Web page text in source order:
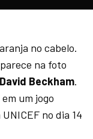
no cabelo.
na foto
David Beckham.
um jogo
no dia 14